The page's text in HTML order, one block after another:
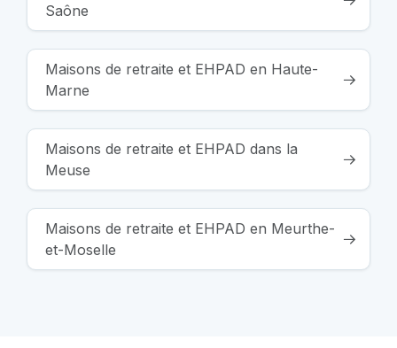
Saône
Maisons de retraite et EHPAD en Haute-
Marne
Maisons de retraite et EHPAD dans la
Meuse
Maisons de retraite et EHPAD en Meurthe-
et-Moselle